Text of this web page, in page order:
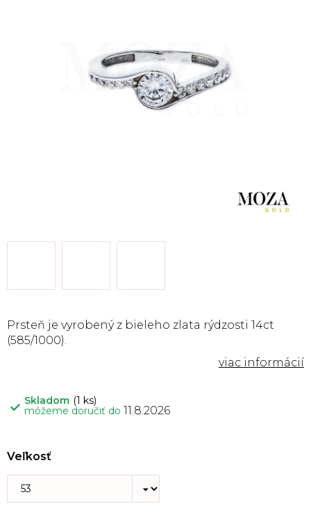
Skladom (1 ks)
môžeme doručiť do 11.8.2026
Veľkosť
Prsteň je vyrobený z bieleho zlata rýdzosti 14ct
(585/1000).